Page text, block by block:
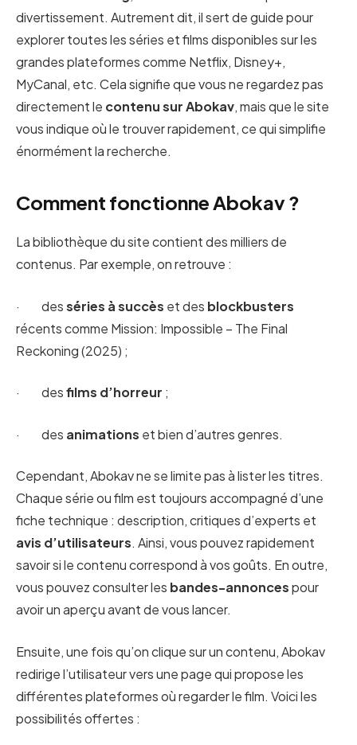
divertissement. Autrement dit, il sert de guide pour
explorer toutes les séries et films disponibles sur les
grandes plateformes comme Netflix, Disney+,
MyCanal, etc. Cela signifie que vous ne regardez pas
directement le contenu sur Abokav, mais que le site
vous indique où le trouver rapidement, ce qui simplifie
énormément la recherche.
Comment fonctionne Abokav ?
La bibliothèque du site contient des milliers de
contenus. Par exemple, on retrouve :
· desséries à succès et des blockbusters
récents comme Mission: Impossible – The Final
Reckoning (2025) ;
· desfilms d’horreur ;
· des animations et bien d’autres genres.
Cependant, Abokav ne se limite pas à lister les titres.
Chaque série ou film est toujours accompagné d’une
fiche technique : description, critiques d’experts et
avis d’utilisateurs. Ainsi, vous pouvez rapidement
savoir si le contenu correspond à vos goûts. En outre,
vous pouvez consulter les bandes-annoncespour
avoir un aperçu avant de vous lancer.
Ensuite, une fois qu’on clique sur un contenu, Abokav
redirige l’utilisateur vers une page qui propose les
différentes plateformes où regarder le film. Voici les
possibilités offertes :